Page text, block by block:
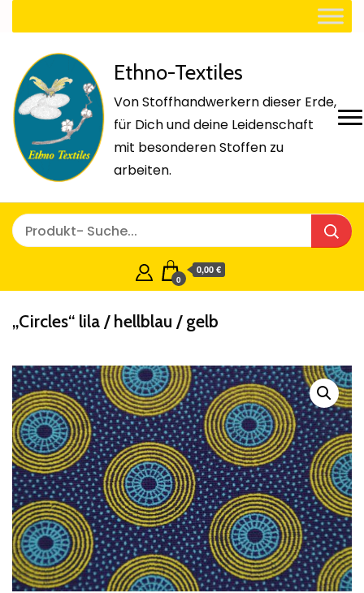
Ethno-Textiles
Von Stoffhandwerkern dieser Erde,
für Dich und deine Leidenschaft
mit besonderen Stoffen zu
arbeiten.
0
0,00 €
„Circles“ lila / hellblau / gelb